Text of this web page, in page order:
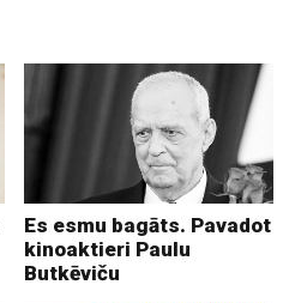
Es esmu bagāts. Pavadot
kinoaktieri Paulu
Butkēviču